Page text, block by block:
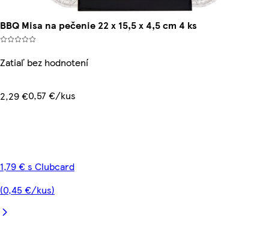
BBQ Misa na pečenie 22 x 15,5 x 4,5 cm 4 ks
Zatiaľ bez hodnotení
2,29 €0,57 €/kus
1,79 € s Clubcard
(0,45 €/kus)